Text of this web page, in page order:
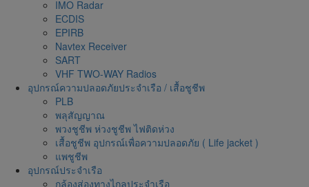
IMO Radar
ECDIS
EPIRB
Navtex Receiver
SART
VHF TWO-WAY Radios
อุปกรณ์ความปลอดภัยประจำเรือ / เสื้อชูชีพ
PLB
พลุสัญญาณ
พวงชูชีพ ห่วงชูชีพ ไฟติดห่วง
เสื้อชูชีพ อุปกรณ์เพื่อความปลอดภัย ( Life jacket )
แพชูชีพ
อุปกรณ์ประจำเรือ
กล้องส่องทางไกลประจำเรือ